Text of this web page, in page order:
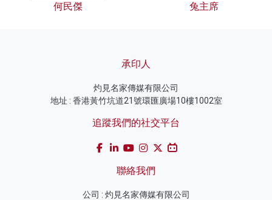
何民傑 兔主席
承印人
灼見名家傳媒有限公司
地址 : 香港黃竹坑道21號環匯廣場10樓1002室
追蹤我們的社交平台
聯絡我們
公司 : 灼見名家傳媒有限公司